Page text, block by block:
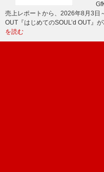
売上レポートから、2026年8月3日
OUT『はじめてのSOUL’d OUT』
を読む